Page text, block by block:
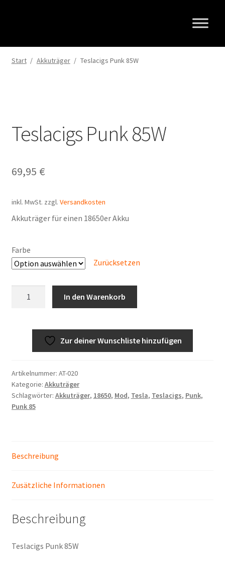
Start / Akkuträger / Teslacigs Punk 85W
Teslacigs Punk 85W
69,95 €
inkl. MwSt. zzgl. Versandkosten
Akkuträger für einen 18650er Akku
Farbe
Zurücksetzen
Menge
In den Warenkorb
Zur deiner Wunschliste hinzufügen
Artikelnummer: AT-020
Kategorie: Akkuträger
Schlagwörter: Akkuträger, 18650, Mod, Tesla, Teslacigs, Punk,
Punk 85
Beschreibung
Zusätzliche Informationen
Beschreibung
Teslacigs Punk 85W